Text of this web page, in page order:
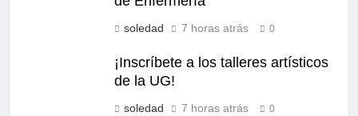
soledad 7 horas atrás 0
¡Inscríbete a los talleres artísticos
de la UG!
soledad 7 horas atrás 0